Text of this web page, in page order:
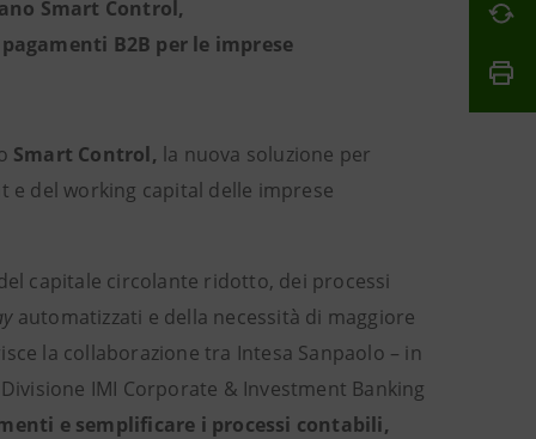
Smart Control,
B2B per le imprese
Smart Control, la nuova soluzione per
e del working capital delle imprese
capitale circolante ridotto, dei processi
automatizzati e della necessità di maggiore
la collaborazione tra Intesa Sanpaolo – in
IMI Corporate & Investment Banking
e semplificare i processi contabili,